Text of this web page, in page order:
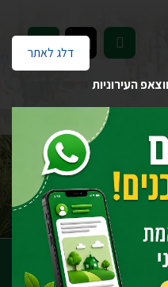
העירוניות
דלג לאתר EN
מחלקת בתי ספר יסודיים